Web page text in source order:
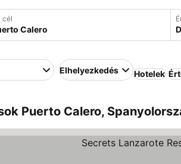
cél
Elhelyezkedés Hotelek
Puerto Calero,